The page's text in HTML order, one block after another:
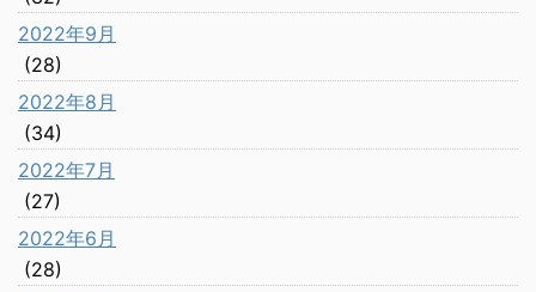
2022年9月
(28)
2022年8月
(34)
2022年7月
(27)
2022年6月
(28)